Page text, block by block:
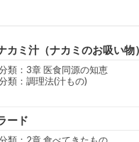
カミ汁（ナカミのお吸い物）
類：3章 医食同源の知恵
類：調理法(汁もの)
ード
類：2章 食べてきたもの